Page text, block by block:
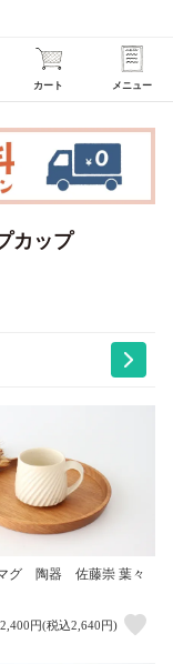
カート メニュー
カップ
グ 陶器 佐藤崇 葉々
2,400円(税込2,640円)